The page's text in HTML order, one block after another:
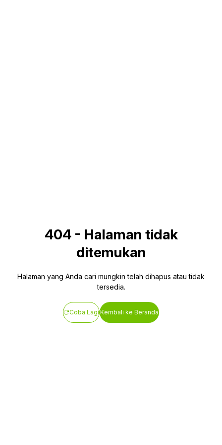
404- Halaman tidak
ditemukan
Halaman yang Anda cari mungkin telah dihapus atau tidak
tersedia.
Coba LagiKembali ke Beranda